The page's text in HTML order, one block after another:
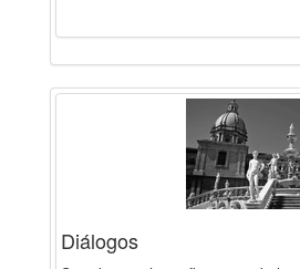
Diálogos